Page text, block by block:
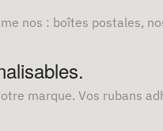
nos : boîtes postales,
marque. Vos rubans